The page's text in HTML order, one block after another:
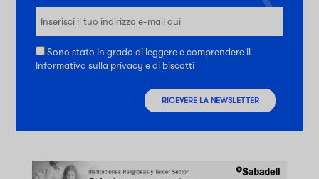
Sono stato in grado di leggere e comprendere il
Informativa sulla privacy e di biscotti
RICEVERE LA NEWSLETTER